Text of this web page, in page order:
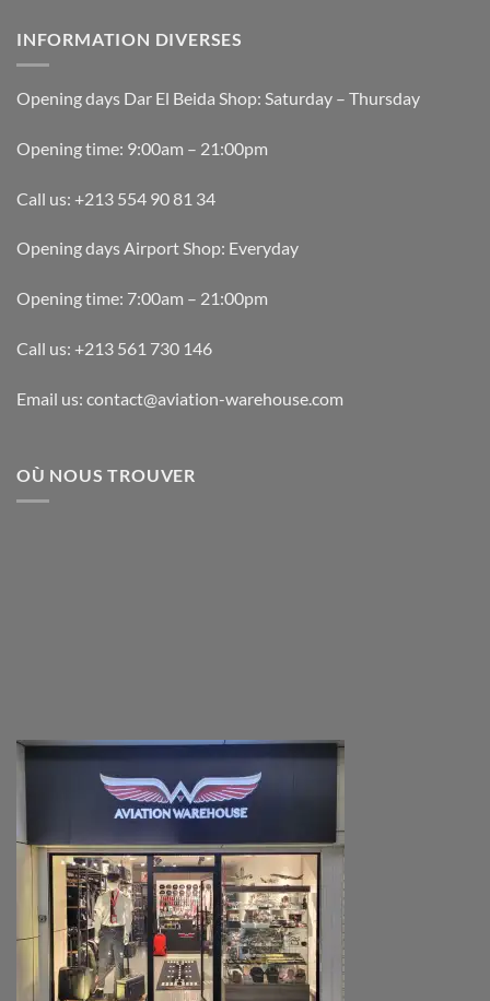
INFORMATION DIVERSES
Opening days Dar El Beida Shop: Saturday – Thursday
Opening time: 9:00am – 21:00pm
Call us: +213 554 90 81 34
Opening days Airport Shop: Everyday
Opening time: 7:00am – 21:00pm
Call us: +213 561 730 146
Email us: contact@aviation-warehouse.com
OÙ NOUS TROUVER